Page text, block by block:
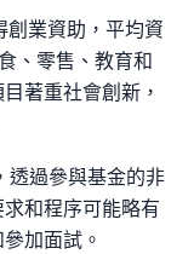
業資助，平均資
、零售、教育和
著重社會創新，
透過參與基金的非
和程序可能略有
加面試。